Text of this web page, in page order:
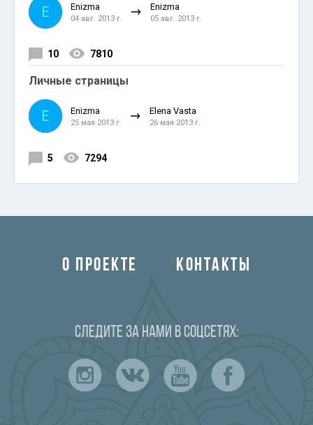
E Enizma
04 авг. 2013 г.
Enizma
05 авг. 2013 г.
10 7810
Личные страницы
E Enizma
25 мая 2013 г.
Elena Vasta
26 мая 2013 г.
5 7294
О ПРОЕКТЕ КОНТАКТЫ
Следите за нами в соцсетях: